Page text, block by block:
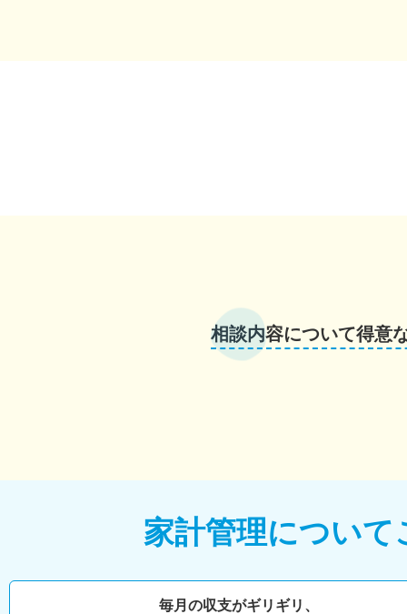
相談内容について得意
家計管理について
毎月の収支がギリギリ、